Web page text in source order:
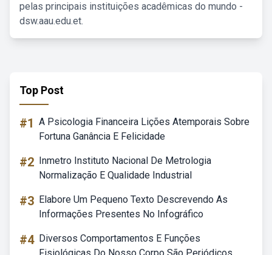
pelas principais instituições acadêmicas do mundo -
dsw.aau.edu.et.
Top Post
#1 A Psicologia Financeira Lições Atemporais Sobre
Fortuna Ganância E Felicidade
#2 Inmetro Instituto Nacional De Metrologia
Normalização E Qualidade Industrial
#3 Elabore Um Pequeno Texto Descrevendo As
Informações Presentes No Infográfico
#4 Diversos Comportamentos E Funções